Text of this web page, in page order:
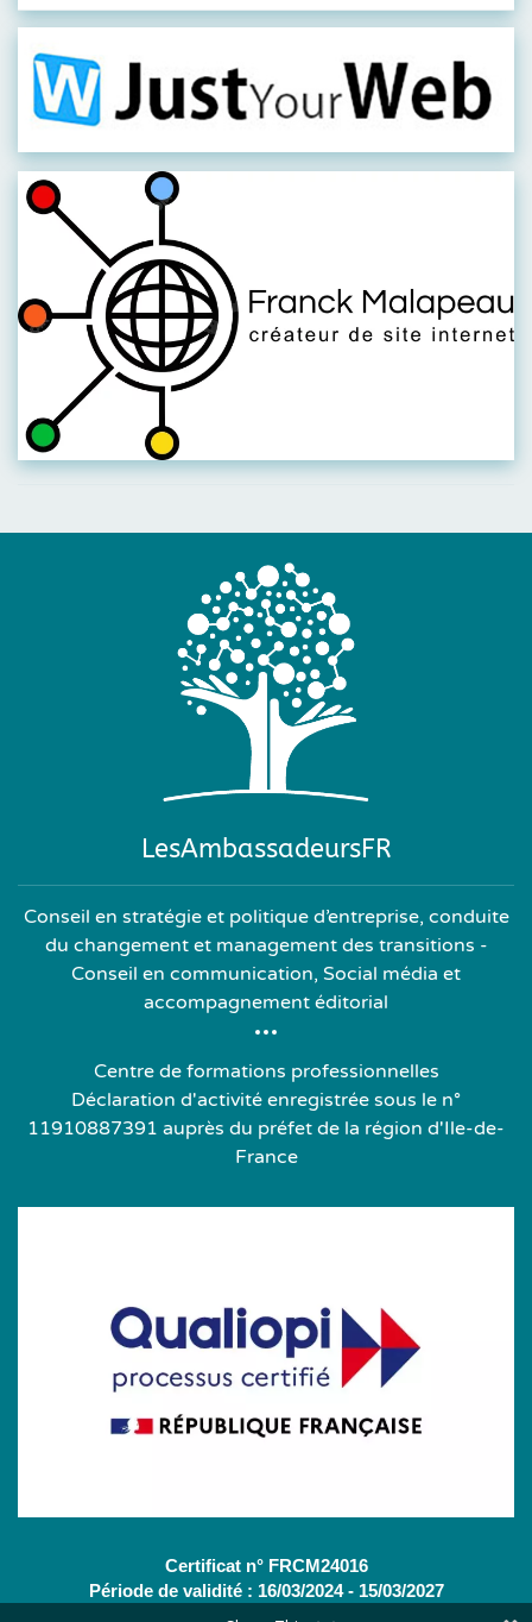
Visiter leur site
Visiter leur site
LesAmbassadeursFR
Conseil en stratégie et politique d’entreprise, conduite
du changement et management des transitions -
Conseil en communication, Social média et
accompagnement éditorial
Centre de formations professionnelles
Déclaration d'activité enregistrée sous le n°
11910887391 auprès du préfet de la région d'Ile-de-
France
Certificat n° FRCM24016
Période de validité : 16/03/2024 - 15/03/2027